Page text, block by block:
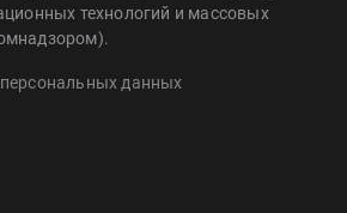
технологий и массовых
данных